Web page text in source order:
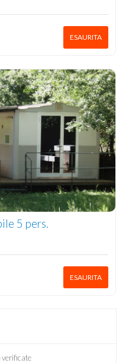
ESAURITA
5 pers.
ESAURITA
verificate